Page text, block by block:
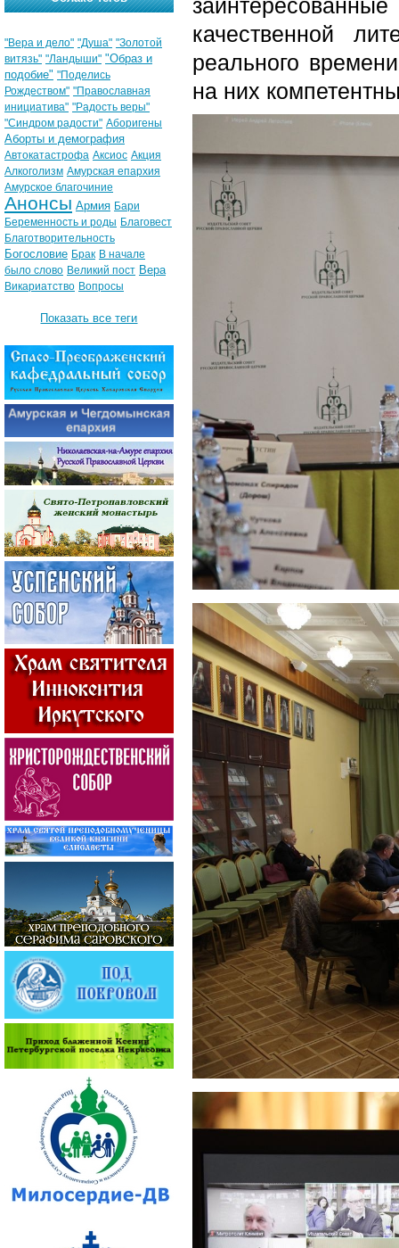
качественной
реального
на них
"Вера и дело" "Душа" "Золотой
витязь" "Ландыши" "Образ и
подобие" "Поделись
Рождеством" "Православная
инициатива" "Радость веры"
"Синдром радости" Аборигены
Аборты и демография
Автокатастрофа Аксиос Акция
Алкоголизм Амурская епархия
Амурское благочиние
Анонсы Армия Бари
Беременность и роды Благовест
Благотворительность
Богословие Брак В начале
было слово Великий пост Вера
Викариатство Вопросы
Показать все теги